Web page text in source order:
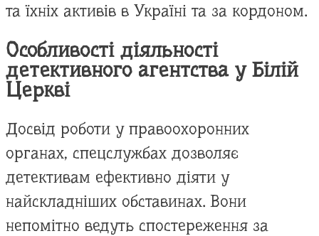
та їхніх активів в Україні та за кордоном.
Особливості діяльності
детективного агентства у Білій
Церкві
Досвід роботи у правоохоронних
органах, спецслужбах дозволяє
детективам ефективно діяти у
найскладніших обставинах. Вони
непомітно ведуть спостереження за